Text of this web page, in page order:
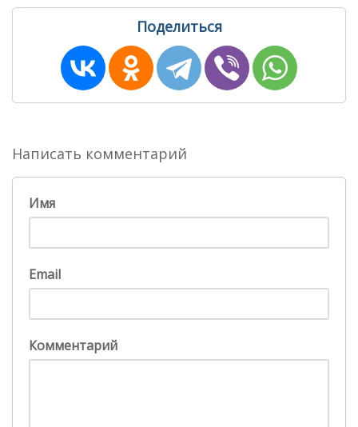
Поделиться
Написать комментарий
Имя
Email
Комментарий